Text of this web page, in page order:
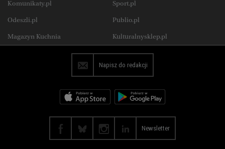
Koszalin Kraków
Lublin Łódź
Olsztyn Opole
Poznań
Sosnowiec
Toruń
Wrocław
Komunikaty.pl
Odeszli.pl
Magazyn Kuchnia
Sport.pl
Publio.pl
Kulturalnysklep.pl
Napisz do redakcji
Newsletter